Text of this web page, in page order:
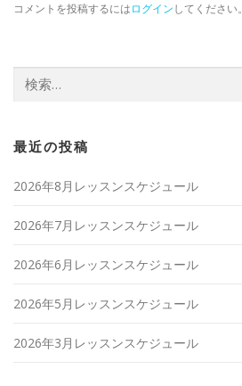
コメントを投稿するにはログインしてください。
検索:
最近の投稿
2026年8月レッスンスケジュール
2026年7月レッスンスケジュール
2026年6月レッスンスケジュール
2026年5月レッスンスケジュール
2026年3月レッスンスケジュール